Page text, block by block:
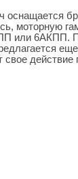
оснащается
моторную
или 6АКПП.
действие